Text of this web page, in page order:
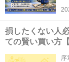
損したくない人
ての賢い買い方
序